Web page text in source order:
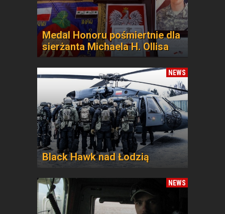
Medal Honoru pośmiertnie dla
sierżanta Michaela H. Ollisa
NEWS
Black Hawk nad Łodzią
NEWS